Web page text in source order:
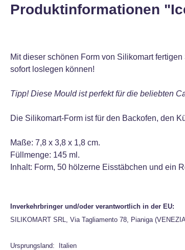
Produktinformationen
Mit dieser schönen Form von Silikomart
sofort loslegen können!
Tipp! Diese Mould ist perfekt für die beliebten
Die Silikomart-Form ist für den Backofen, den
Maße: 7,8 x 3,8 x 1,8 cm.
Füllmenge: 145 ml.
Inhalt: Form, 50 hölzerne Eisstäbchen und ein
Inverkehrbringer und/oder verantwortlich in der EU:
SILIKOMART SRL, Via Tagliamento 78, Pianiga
Ursprungsland: Italien